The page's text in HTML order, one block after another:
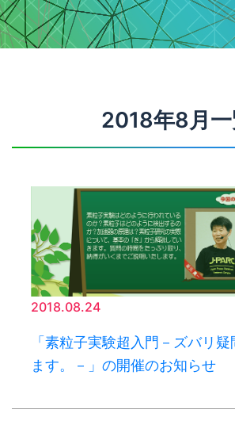
2018年8月
2018.08.24
「素粒子実験超入門－ズバリ
ます。－」の開催のお知らせ